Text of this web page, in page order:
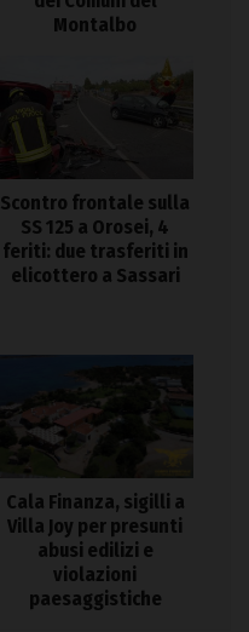
Montalbo
Scontro frontale sulla
SS 125 a Orosei, 4
feriti: due trasferiti in
elicottero a Sassari
Cala Finanza, sigilli a
Villa Joy per presunti
abusi edilizi e
violazioni
paesaggistiche